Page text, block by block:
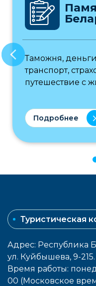
Таможня,
транспорт,
путешествие с
Подробнее
Туристическая
Адрес: Республика
ул. Куйбышева, 9-215.
Время работы:
00 (Московское